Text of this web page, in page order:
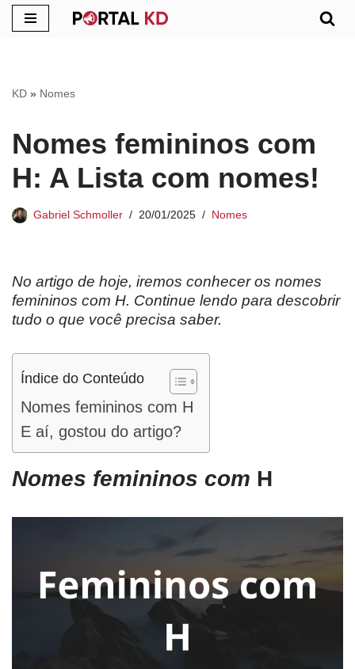
conteúdo
KD » Nomes
Nomes femininos com
H: A Lista com nomes!
Gabriel Schmoller 20/01/2025 Nomes
No artigo de hoje, iremos conhecer os nomes
femininos com H. Continue lendo para descobrir
tudo o que você precisa saber.
Índice do Conteúdo
Nomes femininos com H
E aí, gostou do artigo?
Nomes femininos com H